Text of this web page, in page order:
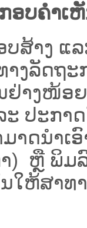
ອບຄຳເ
າງ ແລ
ງລັດຖະ
ຢ່າງໜ້ອ
ປະກາ
າດນຳເ
) ຫຼື ພິມ
ໃຫ້ສາທ